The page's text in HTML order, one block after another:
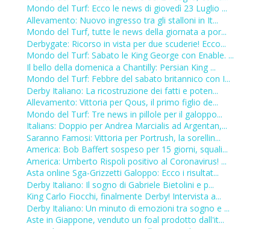
Mondo del Turf: Ecco le news di giovedì 23 Luglio ...
Allevamento: Nuovo ingresso tra gli stalloni in It...
Mondo del Turf, tutte le news della giornata a por...
Derbygate: Ricorso in vista per due scuderie! Ecco...
Mondo del Turf: Sabato le King George con Enable. ...
Il bello della domenica a Chantilly: Persian King ...
Mondo del Turf: Febbre del sabato britannico con I...
Derby Italiano: La ricostruzione dei fatti e poten...
Allevamento: Vittoria per Qous, il primo figlio de...
Mondo del Turf: Tre news in pillole per il galoppo...
Italians: Doppio per Andrea Marcialis ad Argentan,...
Saranno Famosi: Vittoria per Portrush, la sorellin...
America: Bob Baffert sospeso per 15 giorni, squali...
America: Umberto Rispoli positivo al Coronavirus! ...
Asta online Sga-Grizzetti Galoppo: Ecco i risultat...
Derby Italiano: Il sogno di Gabriele Bietolini e p...
King Carlo Fiocchi, finalmente Derby! Intervista a...
Derby Italiano: Un minuto di emozioni tra sogno e ...
Aste in Giappone, venduto un foal prodotto dall'it...